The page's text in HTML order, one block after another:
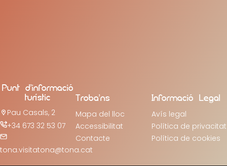
Punt d’informació
turístic
Pau Casals, 2
+34 673 32 53 07
tona.visitatona@tona.cat
Troba’ns
Mapa del lloc
Accessibilitat
Contacte
Informació Legal
Avís legal
Política de privacitat
Política de cookies